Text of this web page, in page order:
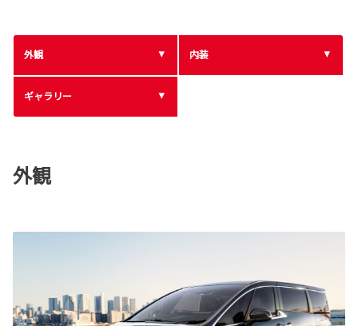
外観 内装
ギャラリー
外観